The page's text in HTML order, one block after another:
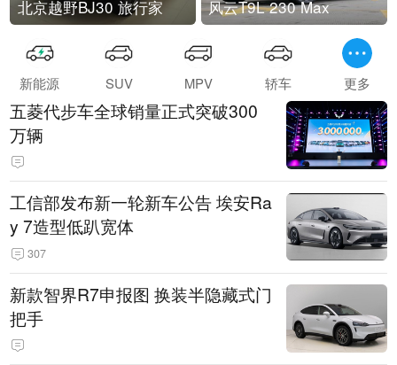
北京越野BJ30 旅行家 风云T9L 230 Max
新能源 SUV MPV 轿车 更多
五菱代步车全球销量正式突破300
万辆
工信部发布新一轮新车公告 埃安Ra
y 7造型低趴宽体
307
新款智界R7申报图 换装半隐藏式门
把手